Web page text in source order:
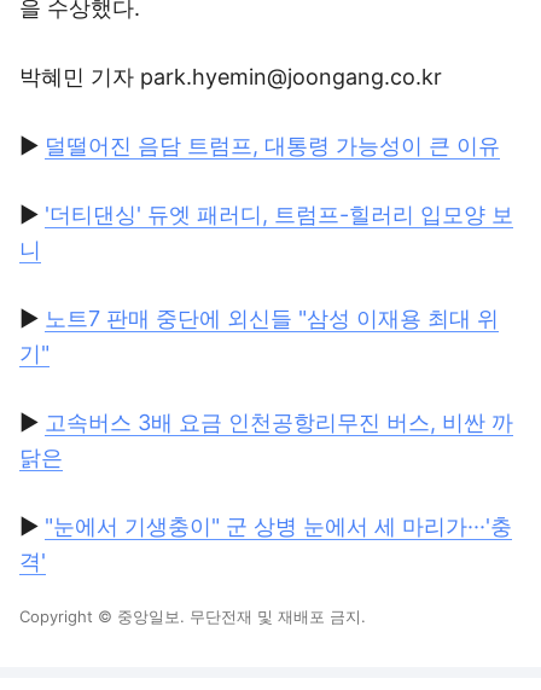
을 수상했다.
박혜민 기자 park.hyemin@joongang.co.kr
▶ 덜떨어진 음담 트럼프, 대통령 가능성이 큰 이유
▶ '더티댄싱' 듀엣 패러디, 트럼프-힐러리 입모양 보
니
▶ 노트7 판매 중단에 외신들 "삼성 이재용 최대 위
기"
▶ 고속버스 3배 요금 인천공항리무진 버스, 비싼 까
닭은
▶ "눈에서 기생충이" 군 상병 눈에서 세 마리가···'충
격'
Copyright © 중앙일보. 무단전재 및 재배포 금지.